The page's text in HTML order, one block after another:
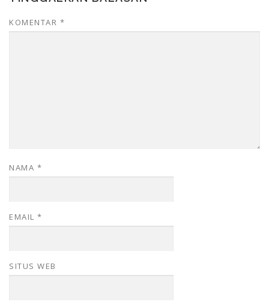
KOMENTAR *
NAMA *
EMAIL *
SITUS WEB